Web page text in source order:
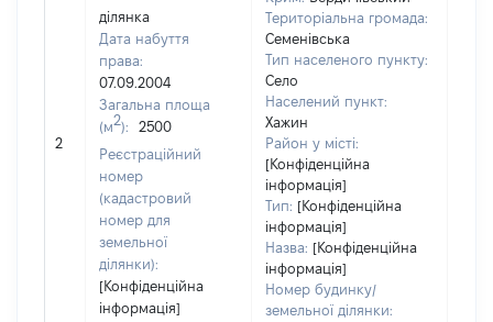
2
ділянка
Дата набуття
права:
07.09.2004
Загальна площа
(м2):
2500
Реєстраційний
номер
(кадастровий
номер для
земельної
ділянки):
[Конфіденційна
інформація]
Територіальна громада:
Семенівська
Тип населеного пункту:
Село
Населений пункт:
Хажин
Район у місті:
[Конфіденційна
інформація]
Тип: [Конфіденційна
інформація]
Назва: [Конфіденційна
інформація]
Номер будинку/
земельної ділянки: